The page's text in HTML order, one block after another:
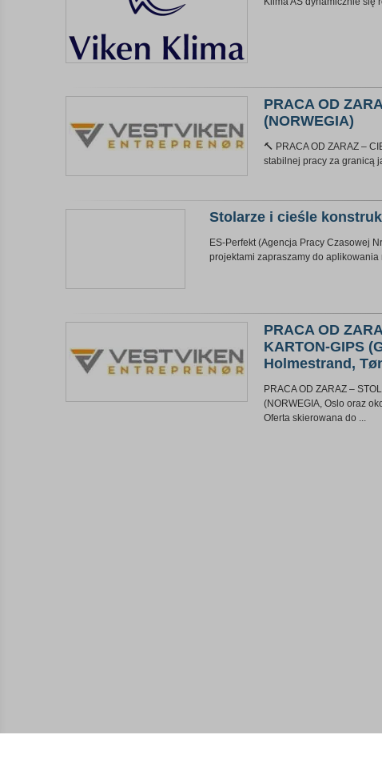
PRACA OD
(NORWEGIA)
🔨 PRACA OD ZARAZ –
stabilnej pracy za granicą
Stolarze i cieśle
ES-Perfekt (Agencja Pracy Czasowej
projektami zapraszamy do
PRACA OD
KARTON-GIPS
Holmestrand,
PRACA OD ZARAZ –
(NORWEGIA, Oslo oraz
Oferta skierowana do ...